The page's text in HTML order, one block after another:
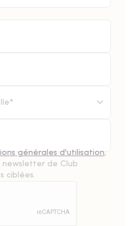
générales d'utilisation,
de Club
ciblées.